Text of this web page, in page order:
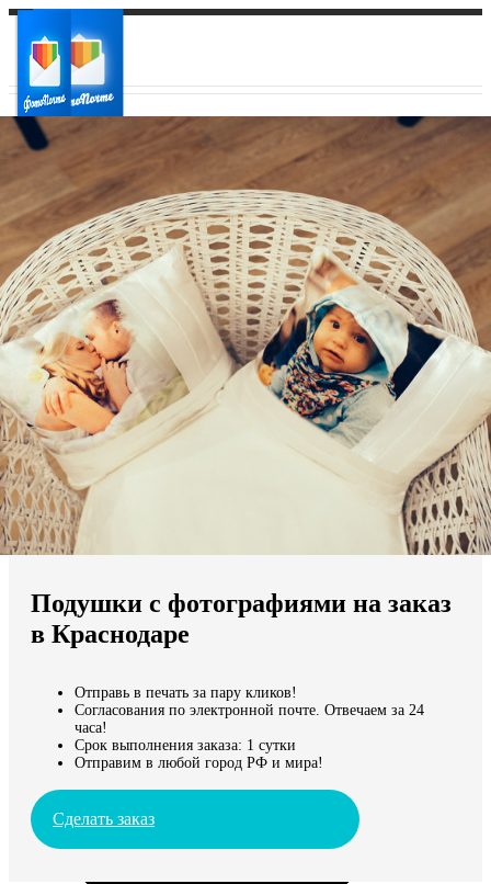
Ваш город:
Ваш регион доставки
Выберите из списка:
Мы доставляем по всему миру
Продолжить без города
Подушки с фотографиями на заказ
в Краснодаре
Отправь в печать за пару кликов!
Согласования по электронной почте. Отвечаем за 24
часа!
Срок выполнения заказа: 1 сутки
Отправим в любой город РФ и мира!
Сделать заказ